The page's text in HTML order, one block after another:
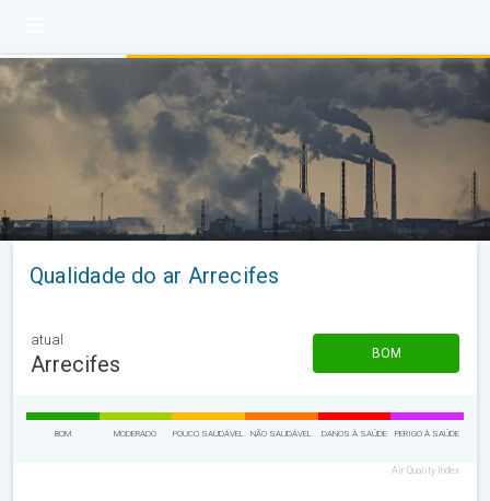
Qualidade do ar Arrecifes
atual
Arrecifes BOM
BOM MODERADO POUCO SAUDÁVEL NÃO SAUDÁVEL DANOS À SAÚDE PERIGO À SAÚDE
Air Quality Index